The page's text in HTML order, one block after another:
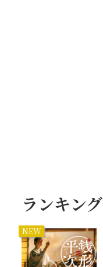
ランキング
NEW